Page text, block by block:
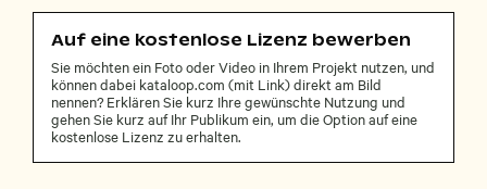
Auf eine kostenlose Lizenz bewerben
Sie möchten ein Foto oder Video in Ihrem Projekt nutzen, und
können dabei kataloop.com (mit Link) direkt am Bild
nennen? Erklären Sie kurz Ihre gewünschte Nutzung und
gehen Sie kurz auf Ihr Publikum ein, um die Option auf eine
kostenlose Lizenz zu erhalten.